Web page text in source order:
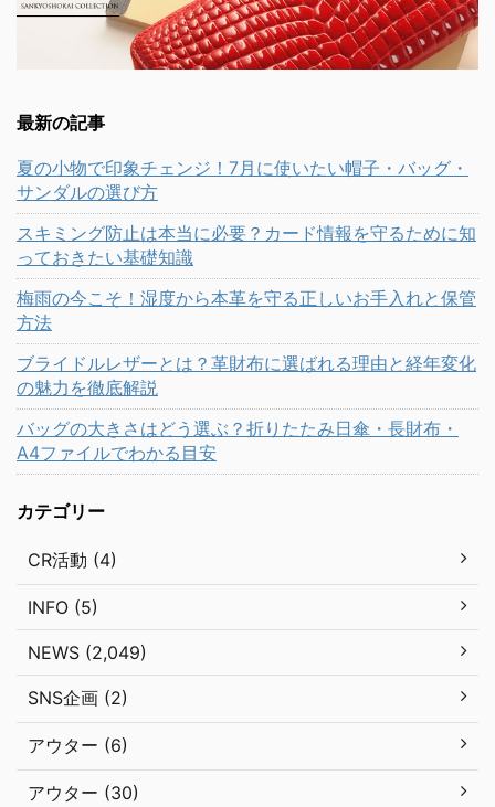
最新の記事
夏の小物で印象チェンジ！7月に使いたい帽子・バッグ・
サンダルの選び方
スキミング防止は本当に必要？カード情報を守るために知
っておきたい基礎知識
梅雨の今こそ！湿度から本革を守る正しいお手入れと保管
方法
ブライドルレザーとは？革財布に選ばれる理由と経年変化
の魅力を徹底解説
バッグの大きさはどう選ぶ？折りたたみ日傘・長財布・
A4ファイルでわかる目安
カテゴリー
CR活動 (4)
INFO (5)
NEWS (2,049)
SNS企画 (2)
アウター (6)
アウター (30)